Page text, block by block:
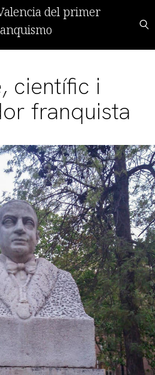
del primer
científic i
franquista